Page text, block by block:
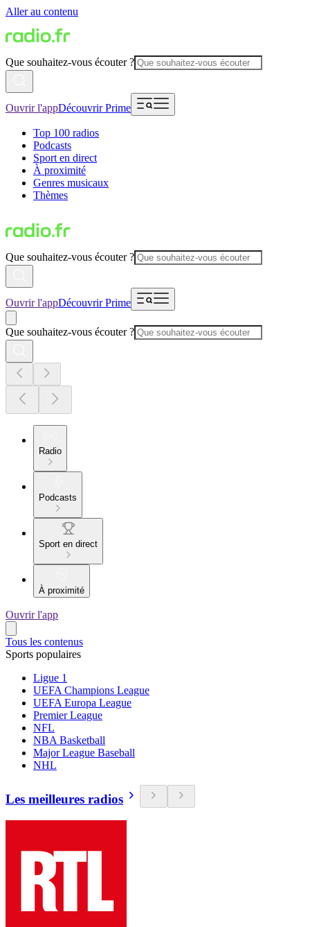
Aller au contenu
Que souhaitez-vous écouter ?
Ouvrir l'appDécouvrir Prime
Top 100 radios
Podcasts
Sport en direct
À proximité
Genres musicaux
Thèmes
Que souhaitez-vous écouter ?
Ouvrir l'appDécouvrir Prime
Que souhaitez-vous écouter ?
Radio
Podcasts
Sport en direct
À proximité
Ouvrir l'app
Tous les contenus
Sports populaires
Ligue 1
UEFA Champions League
UEFA Europa League
Premier League
NFL
NBA Basketball
Major League Baseball
NHL
Les meilleures radios